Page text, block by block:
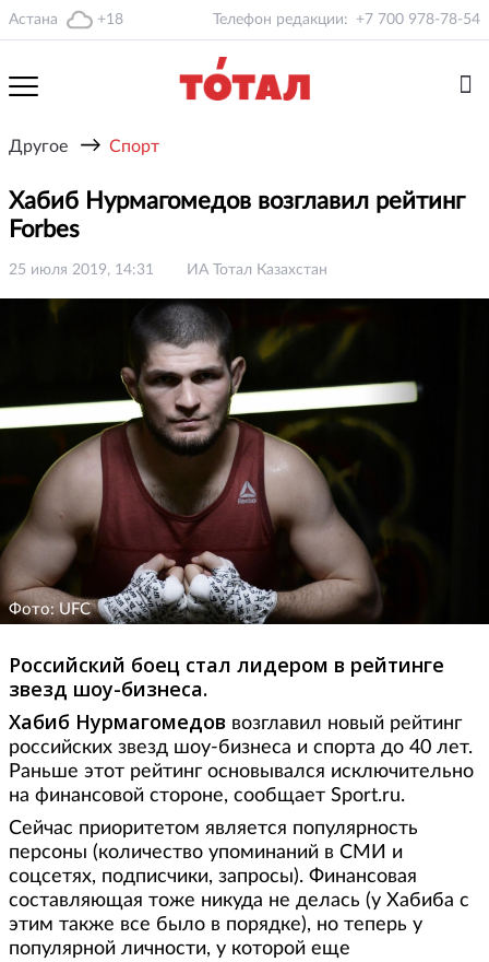
Астана +18 Телефон редакции: +7 700 978-78-54
Другое → Спорт
Хабиб Нурмагомедов возглавил рейтинг
Forbes
25 июля 2019, 14:31 ИА Тотал Казахстан
Фото: UFC
Российский боец стал лидером в рейтинге
звезд шоу-бизнеса.
Хабиб Нурмагомедов возглавил новый рейтинг
российских звезд шоу-бизнеса и спорта до 40 лет.
Раньше этот рейтинг основывался исключительно
на финансовой стороне, сообщает Sport.ru.
Сейчас приоритетом является популярность
персоны (количество упоминаний в СМИ и
соцсетях, подписчики, запросы). Финансовая
составляющая тоже никуда не делась (у Хабиба с
этим также все было в порядке), но теперь у
популярной личности, у которой еще